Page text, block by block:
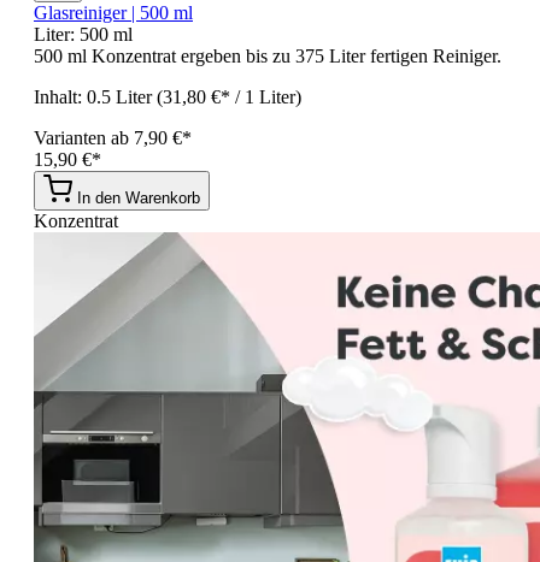
Glasreiniger | 500 ml
Liter: 500 ml
500 ml Konzentrat ergeben bis zu 375 Liter fertigen Reiniger.
Inhalt: 0.5 Liter(31,80 €* / 1 Liter)
Varianten ab 7,90 €*
15,90 €*
In den Warenkorb
Konzentrat